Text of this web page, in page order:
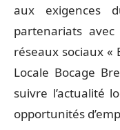
aux exigences
partenariats avec
réseaux sociaux «
Locale Bocage
suivre l’actualité
opportunités